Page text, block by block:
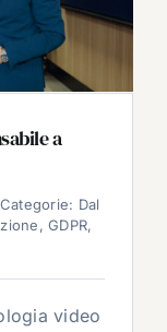
a
Categorie: Dal
,GDPR,
video